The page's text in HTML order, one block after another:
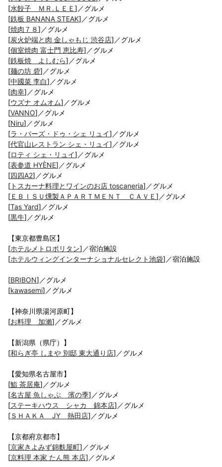
[水餃子 ＭＲ.ＬＥＥ ]／グルメ
[鉄板 BANANA STEAK]／グルメ
[焼肉７８]／グルメ
[炭火炉端と肉 金しゃもじ 渋谷店]／グルメ
[個室焼肉 富士門 恵比寿]／グルメ
[鉄板焼 よしむら]／グルメ
[麺の坊 砦]／グルメ
[中國菜 李白]／グルメ
[肉幸]／グルメ
[ウズナ オムオム]／グルメ
[VANNO]／グルメ
[Niru]／グルメ
[ラ・バーズ・ドゥ・シェ リュイ]／グルメ
[代官山レストラン シェ・リュイ]／グルメ
[ロティ シェ・リュイ]／グルメ
[表参道 HYÈNE]／グルメ
[四四A2]／グルメ
[ トスカーナ料理とワインのお店 toscaneria]／グルメ
[ＥＢＩＳＵ燻製ＡＰＡＲＴＭＥＮＴ ＣＡＶＥ ]／グルメ
[Tas Yard]／グルメ
[黒牛]／グルメ
【東京都豊島区】
[ホテルメトロポリタン]／宿泊施設
[ホテルウィングインターナショナルセレクト池袋]／宿泊施設
[BRIBON]／グルメ
[kawasemi]／グルメ
【神奈川県湯河原町】
[お料理 加瀨]／グルメ
【新潟県（県庁）】
[和らぎ亭 しまや 別邸 東大通り店]／グルメ
【愛知県名古屋市】
[鮨 茶居庵]／グルメ
[名古屋 魚しゃぶ 濱の季]／グルメ
[ステーキハウス シャカ 錦本店]／グルメ
[ＳＨＡＫＡ JY 熱田店]／グルメ
【京都府京都市】
[京家きよみず錦麩屋町]／グルメ
[京料理 本家 たん熊 本店]／グルメ